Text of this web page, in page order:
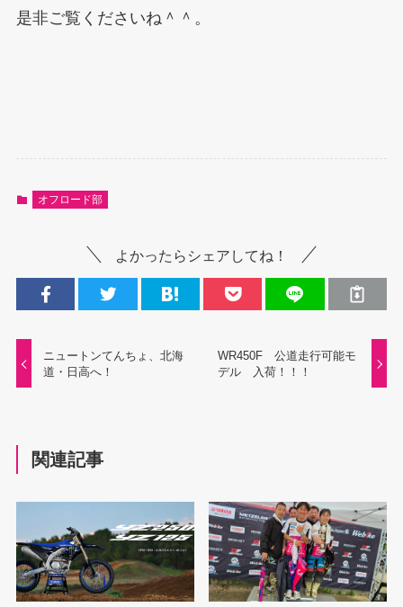
是非ご覧くださいね＾＾。
オフロード部
よかったらシェアしてね！
ニュートンてんちょ、北海
道・日高へ！
WR450F 公道走行可能モ
デル 入荷！！！
関連記事